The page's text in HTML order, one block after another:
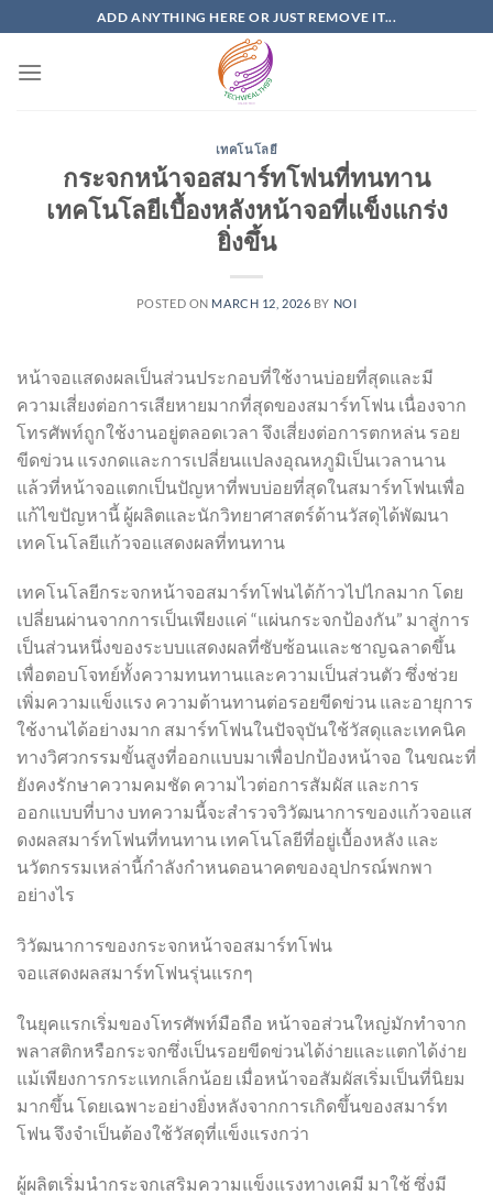
to
content
ADD ANYTHING HERE OR JUST REMOVE IT...
เทคโนโลยี
กระจกหน้าจอสมาร์ทโฟนที่ทนทาน
เทคโนโลยีเบื้องหลังหน้าจอที่แข็งแกร่ง
ยิ่งขึ้น
POSTED ON MARCH 12, 2026 BY NOI
หน้าจอแสดงผลเป็นส่วนประกอบที่ใช้งานบ่อยที่สุดและมี
ความเสี่ยงต่อการเสียหายมากที่สุดของสมาร์ทโฟน เนื่องจาก
โทรศัพท์ถูกใช้งานอยู่ตลอดเวลา จึงเสี่ยงต่อการตกหล่น รอย
ขีดข่วน แรงกดและการเปลี่ยนแปลงอุณหภูมิเป็นเวลานาน
แล้วที่หน้าจอแตกเป็นปัญหาที่พบบ่อยที่สุดในสมาร์ทโฟนเพื่อ
แก้ไขปัญหานี้ ผู้ผลิตและนักวิทยาศาสตร์ด้านวัสดุได้พัฒนา
เทคโนโลยีแก้วจอแสดงผลที่ทนทาน
เทคโนโลยีกระจกหน้าจอสมาร์ทโฟนได้ก้าวไปไกลมาก โดย
เปลี่ยนผ่านจากการเป็นเพียงแค่ “แผ่นกระจกป้องกัน” มาสู่การ
เป็นส่วนหนึ่งของระบบแสดงผลที่ซับซ้อนและชาญฉลาดขึ้น
เพื่อตอบโจทย์ทั้งความทนทานและความเป็นส่วนตัว ซึ่งช่วย
เพิ่มความแข็งแรง ความต้านทานต่อรอยขีดข่วน และอายุการ
ใช้งานได้อย่างมาก สมาร์ทโฟนในปัจจุบันใช้วัสดุและเทคนิค
ทางวิศวกรรมขั้นสูงที่ออกแบบมาเพื่อปกป้องหน้าจอ ในขณะที่
ยังคงรักษาความคมชัด ความไวต่อการสัมผัส และการ
ออกแบบที่บาง บทความนี้จะสำรวจวิวัฒนาการของแก้วจอแส
ดงผลสมาร์ทโฟนที่ทนทาน เทคโนโลยีที่อยู่เบื้องหลัง และ
นวัตกรรมเหล่านี้กำลังกำหนดอนาคตของอุปกรณ์พกพา
อย่างไร
วิวัฒนาการของกระจกหน้าจอสมาร์ทโฟน
จอแสดงผลสมาร์ทโฟนรุ่นแรกๆ
ในยุคแรกเริ่มของโทรศัพท์มือถือ หน้าจอส่วนใหญ่มักทำจาก
พลาสติกหรือกระจกซึ่งเป็นรอยขีดข่วนได้ง่ายและแตกได้ง่าย
แม้เพียงการกระแทกเล็กน้อย เมื่อหน้าจอสัมผัสเริ่มเป็นที่นิยม
มากขึ้น โดยเฉพาะอย่างยิ่งหลังจากการเกิดขึ้นของสมาร์ท
โฟน จึงจำเป็นต้องใช้วัสดุที่แข็งแรงกว่า
ผู้ผลิตเริ่มนำกระจกเสริมความแข็งแรงทางเคมี มาใช้ ซึ่งมี